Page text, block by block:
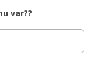
var??